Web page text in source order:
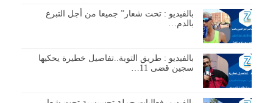
بالفيديو : تحت شعار” جميعا من أجل التبرع
بالدم…
بالفيديو : طريق التوبة..تفاصيل خطيرة يحكيها
سجين قضى 11…